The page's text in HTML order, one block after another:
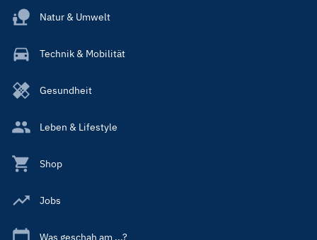
Natur & Umwelt
Technik & Mobilität
Gesundheit
Leben & Lifestyle
Shop
Jobs
Was geschah am ...?